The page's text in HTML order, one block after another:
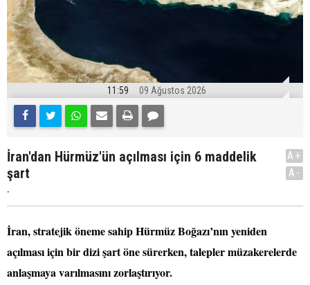
11:59 09 Ağustos 2026
İran'dan Hürmüz'ün açılması için 6 maddelik
şart
.
A+
A-
İran, stratejik öneme sahip Hürmüz Boğazı’nın yeniden
açılması için bir dizi şart öne sürerken, talepler müzakerelerde
anlaşmaya varılmasını zorlaştırıyor.